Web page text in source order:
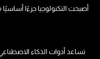
أصبحت التكنولوجيا جزءًا
تساعد أدوات الذكاء